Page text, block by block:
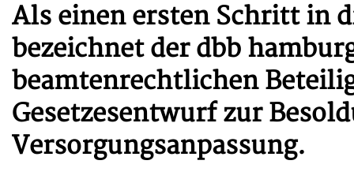
Als einen ersten Schritt in
bezeichnet der dbb
beamtenrechtlichen
Gesetzesentwurf zur
Versorgungsanpassung.